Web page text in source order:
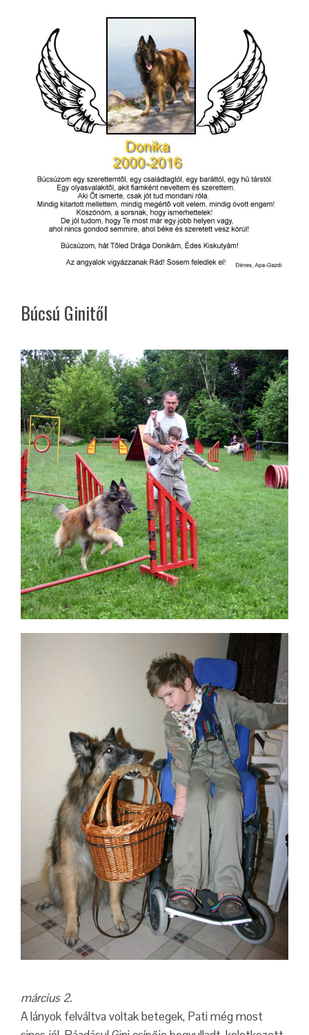
Búcsú Ginitől
március 2.
A lányok felváltva voltak betegek, Pati még most